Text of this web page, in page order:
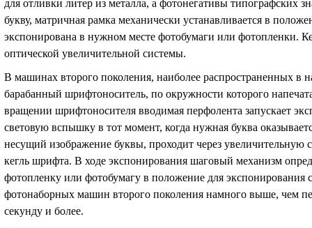
для отливки литер из металла, а фотонегативы типографских
букву, матричная рамка механически устанавливается в
экспонирована в нужном месте фотобумаги или фотопленки.
оптической увеличительной системы.
В машинах второго поколения, наиболее распространенных в
барабанный шрифтоноситель, по окружности которого
вращении шрифтоносителя вводимая перфолента запускает
световую вспышку в тот момент, когда нужная буква
несущий изображение буквы, проходит через увеличительную
кегль шрифта. В ходе экспонирования шаговый механизм
фотопленку или фотобумагу в положение для
фотонаборных машин второго поколения намного выше, чем
секунду и более.